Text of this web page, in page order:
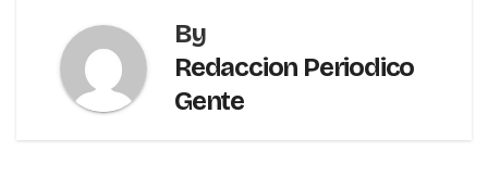
By
Redaccion Periodico
Gente